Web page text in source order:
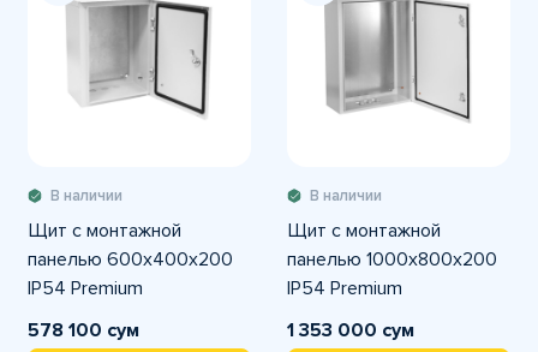
В наличии
Щит с монтажной
панелью 600х400х200
IP54 Premium
578 100 сум
В наличии
Щит с монтажной
панелью 1000х800х200
IP54 Premium
1 353 000 сум